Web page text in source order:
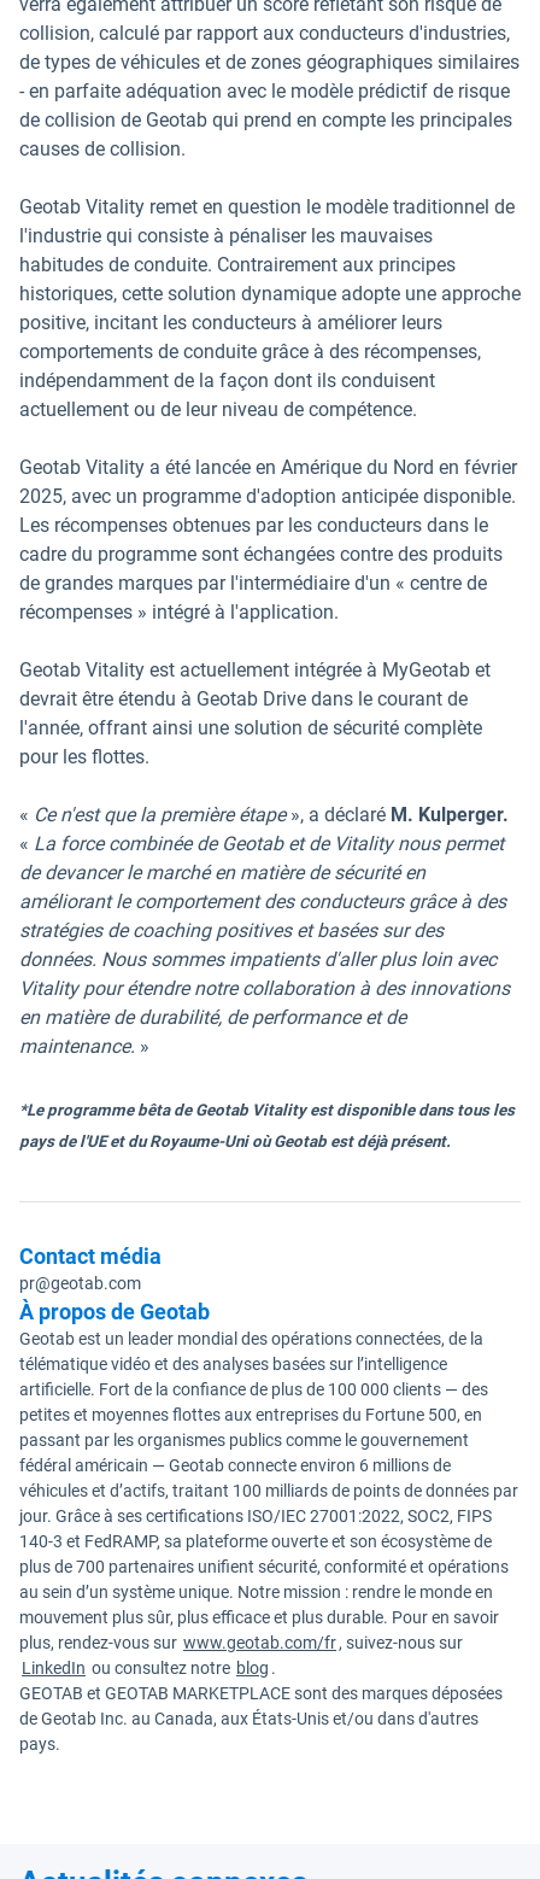
collision, calculé par rapport aux conducteurs d'industries,
de types de véhicules et de zones géographiques similaires
- en parfaite adéquation avec le modèle prédictif de risque
de collision de Geotab qui prend en compte les principales
causes de collision.
Geotab Vitality remet en question le modèle traditionnel de
l'industrie qui consiste à pénaliser les mauvaises
habitudes de conduite. Contrairement aux principes
historiques, cette solution dynamique adopte une approche
positive, incitant les conducteurs à améliorer leurs
comportements de conduite grâce à des récompenses,
indépendamment de la façon dont ils conduisent
actuellement ou de leur niveau de compétence.
Geotab Vitality a été lancée en Amérique du Nord en février
2025, avec un programme d'adoption anticipée disponible.
Les récompenses obtenues par les conducteurs dans le
cadre du programme sont échangées contre des produits
de grandes marques par l'intermédiaire d'un « centre de
récompenses » intégré à l'application.
Geotab Vitality est actuellement intégrée à MyGeotab et
devrait être étendu à Geotab Drive dans le courant de
l'année, offrant ainsi une solution de sécurité complète
pour les flottes.
« Ce n'est que la première étape», a déclaré M. Kulperger.
« La force combinée de Geotab et de Vitality nous permet
de devancer le marché en matière de sécurité en
améliorant le comportement des conducteurs grâce à des
stratégies de coaching positives et basées sur des
données. Nous sommes impatients d'aller plus loin avec
Vitality pour étendre notre collaboration à des innovations
en matière de durabilité, de performance et de
maintenance. »
*Le programme bêta de Geotab Vitality est disponible dans tous les
pays de l'UE et du Royaume-Uni où Geotab est déjà présent.
Contact média
pr@geotab.com
À propos de Geotab
Geotab est un leader mondial des opérations connectées, de la
télématique vidéo et des analyses basées sur l’intelligence
artificielle. Fort de la confiance de plus de 100 000 clients — des
petites et moyennes flottes aux entreprises du Fortune 500, en
passant par les organismes publics comme le gouvernement
fédéral américain — Geotab connecte environ 6 millions de
véhicules et d’actifs, traitant 100 milliards de points de données par
jour. Grâce à ses certifications ISO/IEC 27001:2022, SOC2, FIPS
140-3 et FedRAMP, sa plateforme ouverte et son écosystème de
plus de 700 partenaires unifient sécurité, conformité et opérations
au sein d’un système unique. Notre mission : rendre le monde en
mouvement plus sûr, plus efficace et plus durable. Pour en savoir
plus, rendez-vous sur www.geotab.com/fr, suivez-nous sur
LinkedIn ou consultez notre blog .
GEOTAB et GEOTAB MARKETPLACE sont des marques déposées
de Geotab Inc. au Canada, aux États-Unis et/ou dans d'autres
pays.